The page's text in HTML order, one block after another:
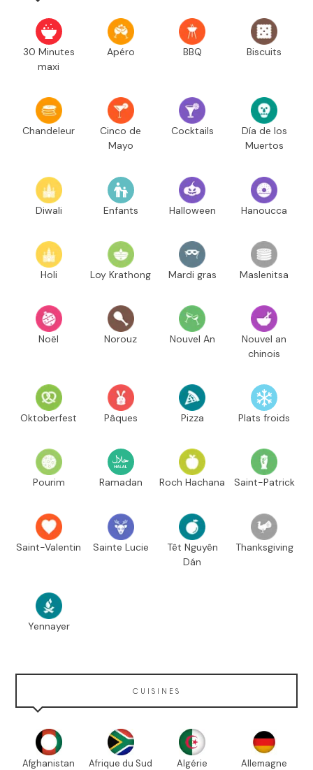
30 Minutes
maxi
Apéro BBQ Biscuits
Chandeleur
Cinco de
Mayo
Cocktails
Día de los
Muertos
Diwali Enfants Halloween Hanoucca
Holi Loy Krathong Mardi gras Maslenitsa
Noël Norouz Nouvel An
Nouvel an
chinois
Oktoberfest Pâques Pizza Plats froids
Pourim Ramadan Roch Hachana Saint-Patrick
Saint-Valentin Sainte Lucie
Têt Nguyên
Dán
Thanksgiving
Yennayer
CUISINES
Afghanistan Afrique du Sud Algérie Allemagne